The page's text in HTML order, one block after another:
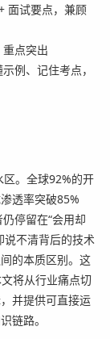
面试要点，兼顾
点突出
例、记住考点，
。全球92%的开
透率突破85%
停留在“会用却
说不清背后的技术
的本质区别。这
将从行业痛点切
并提供可直接运
链路。